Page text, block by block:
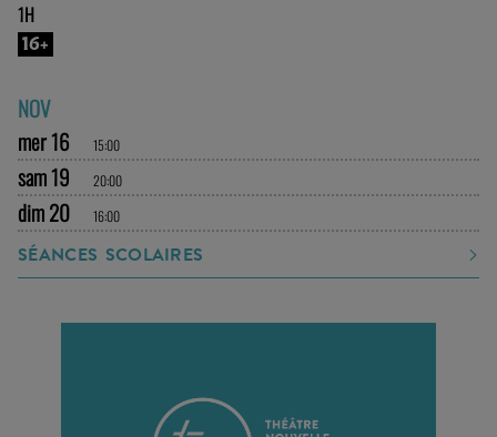
1H
16+
NOV
mer 16
15:00
sam 19 20:00
dim 20 16:00
SÉANCES SCOLAIRES